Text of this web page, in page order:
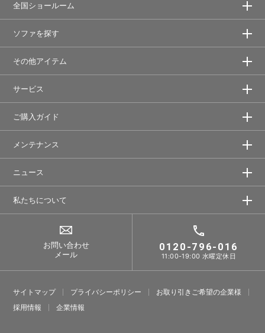
全国ショールーム
ソファを探す
その他アイテム
サービス
ご購入ガイド
メンテナンス
ニュース
私たちについて
お問い合わせ
メール
0120-796-016
11:00-19:00 水曜定休日
サイトマップ プライバシーポリシー
お取り引きご希望の企業様
採⽤情報
企業情報